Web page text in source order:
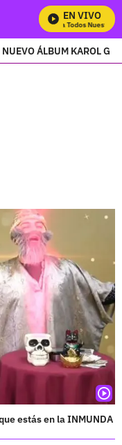
EN VIVO
Mira Todos Nuestros
NUEVO ÁLBUM KAROL G
estás en la INMUNDA